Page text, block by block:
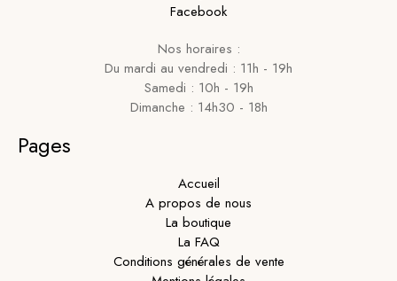
Facebook
Nos horaires :
Du mardi au vendredi : 11h - 19h
Samedi : 10h - 19h
Dimanche : 14h30 - 18h
Pages
Accueil
A propos de nous
La boutique
La FAQ
Conditions générales de vente